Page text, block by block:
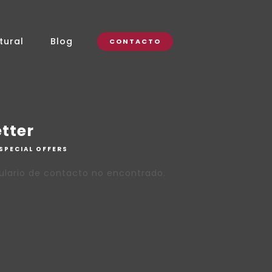
Blog CONTACTO
OFFERS
de contacto no encontrado.